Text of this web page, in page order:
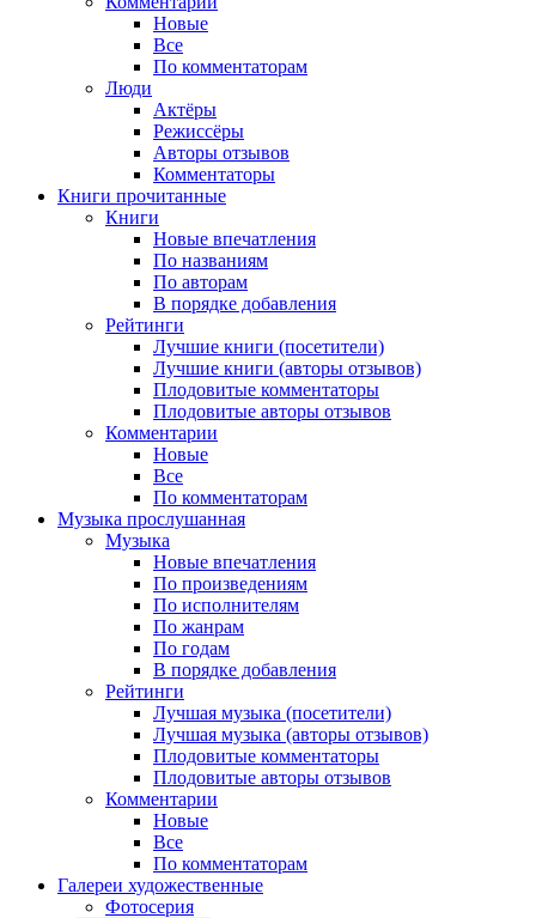
Новые
Все
По комментаторам
Люди
Актёры
Режиссёры
Авторы отзывов
Комментаторы
Книги прочитанные
Книги
Новые впечатления
По названиям
По авторам
В порядке добавления
Рейтинги
Лучшие книги (посетители)
Лучшие книги (авторы отзывов)
Плодовитые комментаторы
Плодовитые авторы отзывов
Комментарии
Новые
Все
По комментаторам
Музыка прослушанная
Музыка
Новые впечатления
По произведениям
По исполнителям
По жанрам
По годам
В порядке добавления
Рейтинги
Лучшая музыка (посетители)
Лучшая музыка (авторы отзывов)
Плодовитые комментаторы
Плодовитые авторы отзывов
Комментарии
Новые
Все
По комментаторам
Галереи художественные
Фотосерия